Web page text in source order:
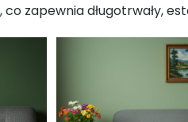
zapewnia długotrwały,